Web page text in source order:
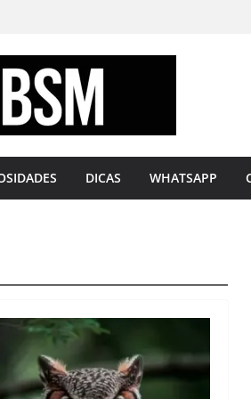
DICAS WHATSAPP